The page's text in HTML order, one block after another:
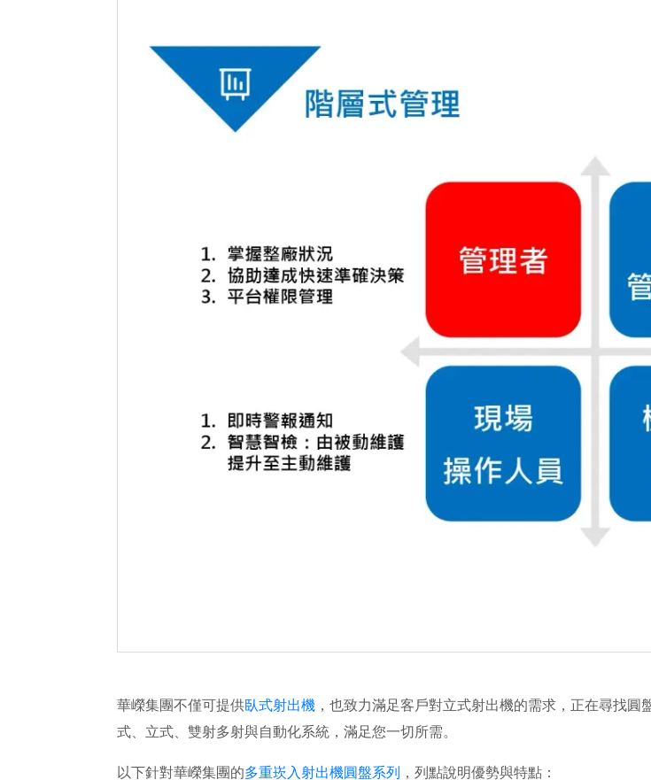
華嶸集團不僅可提供臥式射出機 ，也致力滿足客戶對立式射出機的需求，正在尋找
式、立式、雙射多射與自動化系統，滿足您一切所需。
以下針對華嶸集團的多重崁入射出機圓盤系列 ，列點說明優勢與特點：